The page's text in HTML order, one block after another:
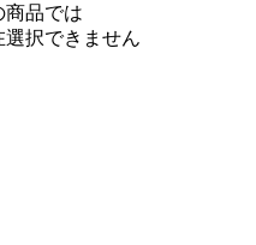
商品では
選択できません